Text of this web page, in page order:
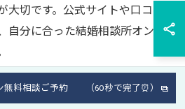
大切です。公式サイトや口コ
自分に合った結婚相談所オンラ
ハイクラス婚活を実現する方
無料相談ご予約 （60秒で完了⏰）